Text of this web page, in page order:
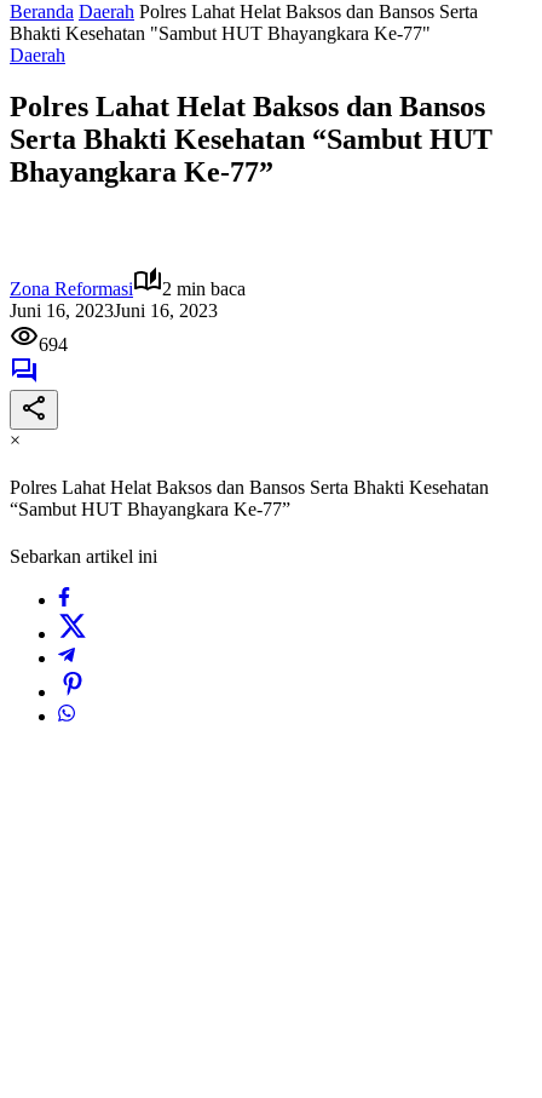
Beranda Daerah Polres Lahat Helat Baksos dan Bansos Serta
Bhakti Kesehatan "Sambut HUT Bhayangkara Ke-77"
Daerah
Polres Lahat Helat Baksos dan Bansos
Serta Bhakti Kesehatan “Sambut HUT
Bhayangkara Ke-77”
Zona Reformasi
2 min baca
Juni 16, 2023Juni 16, 2023
694
×
Polres Lahat Helat Baksos dan Bansos Serta Bhakti Kesehatan
“Sambut HUT Bhayangkara Ke-77”
Sebarkan artikel ini